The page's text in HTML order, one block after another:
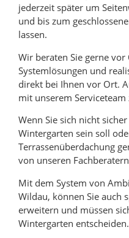
jederzeit später um
und bis zum
lassen.
Wir beraten Sie gerne
Systemlösungen und
direkt bei Ihnen vor Ort.
mit unserem Serviceteam
Wenn Sie sich nicht
Wintergarten sein soll
Terrassenüberdachung
von unseren
Mit dem System von
Wildau, können Sie auch
erweitern und müssen
Wintergarten entscheiden.